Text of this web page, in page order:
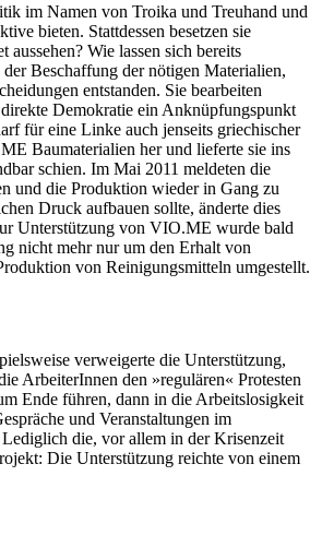
im Namen von Troika und Treuhand und
bieten. Stattdessen besetzen sie
Wie lassen sich bereits
Beschaffung der nötigen Materialien,
entstanden. Sie bearbeiten
Demokratie ein Anknüpfungspunkt
für eine Linke auch jenseits griechischer
Baumaterialien her und lieferte sie ins
schien. Im Mai 2011 meldeten die
und die Produktion wieder in Gang zu
Druck aufbauen sollte, änderte dies
Unterstützung von VIO.ME wurde bald
nicht mehr nur um den Erhalt von
von Reinigungsmitteln umgestellt.
verweigerte die Unterstützung,
ArbeiterInnen den »regulären« Protesten
Ende führen, dann in die Arbeitslosigkeit
und Veranstaltungen im
die, vor allem in der Krisenzeit
Die Unterstützung reichte von einem